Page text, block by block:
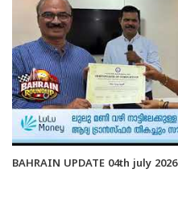
BAHRAIN UPDATE 04th july 2026